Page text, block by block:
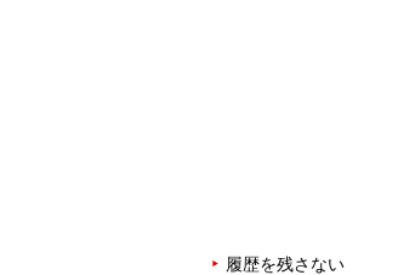
履歴を残さない